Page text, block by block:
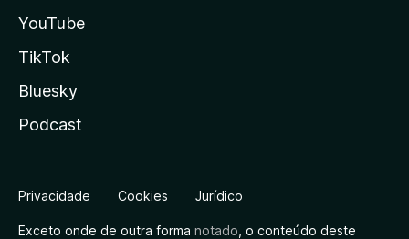
YouTube
TikTok
Bluesky
Podcast
Privacidade Cookies Jurídico
Exceto onde de outra forma notado , o conteúdo deste